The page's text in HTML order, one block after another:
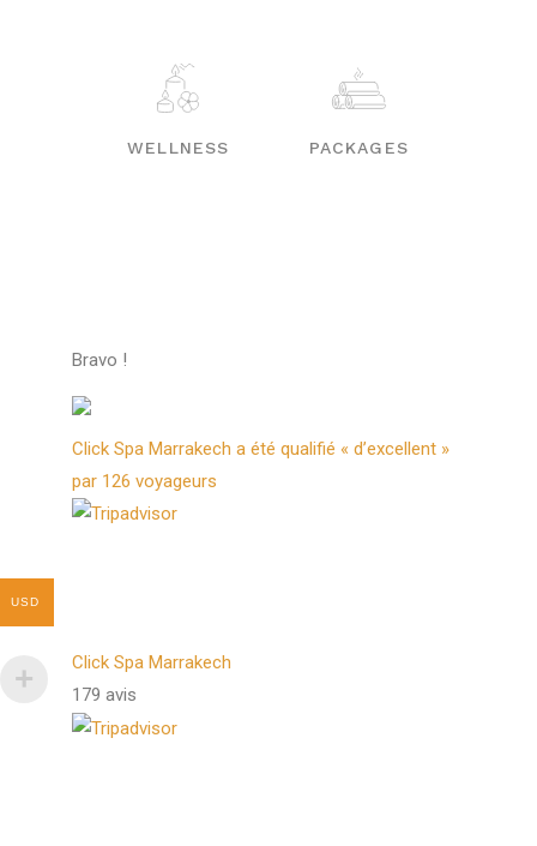
WELLNESS PACKAGES
Bravo !
Click Spa Marrakech a été qualifié « d’excellent »
par 126 voyageurs
Click Spa Marrakech
179 avis
USD